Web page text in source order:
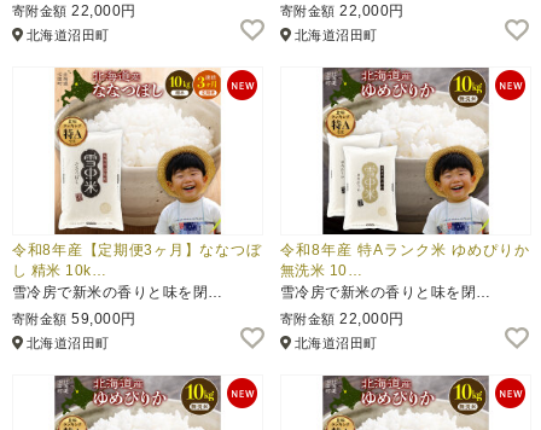
寄附金額 22,000円
北海道沼田町
寄附金額 22,000円
北海道沼田町
令和8年産【定期便3ヶ月】ななつぼ
し 精米 10k…
雪冷房で新米の香りと味を閉…
寄附金額 59,000円
北海道沼田町
令和8年産 特Aランク米 ゆめぴりか
無洗米 10…
雪冷房で新米の香りと味を閉…
寄附金額 22,000円
北海道沼田町